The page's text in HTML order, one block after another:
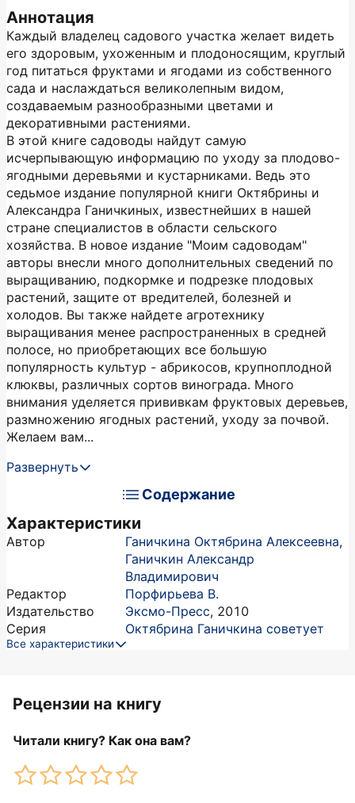
Аннотация
Каждый владелец садового участка желает видеть
его здоровым, ухоженным и плодоносящим, круглый
год питаться фруктами и ягодами из собственного
сада и наслаждаться великолепным видом,
создаваемым разнообразными цветами и
декоративными растениями.
В этой книге садоводы найдут самую
исчерпывающую информацию по уходу за плодово-
ягодными деревьями и кустарниками. Ведь это
седьмое издание популярной книги Октябрины и
Александра Ганичкиных, известнейших в нашей
стране специалистов в области сельского
хозяйства. В новое издание "Моим садоводам"
авторы внесли много дополнительных сведений по
выращиванию, подкормке и подрезке плодовых
растений, защите от вредителей, болезней и
холодов. Вы также найдете агротехнику
выращивания менее распространенных в средней
полосе, но приобретающих все большую
популярность культур - абрикосов, крупноплодной
клюквы, различных сортов винограда. Много
внимания уделяется прививкам фруктовых деревьев,
размножению ягодных растений, уходу за почвой.
Желаем вам...
Развернуть
Содержание
Характеристики
Автор Ганичкина Октябрина Алексеевна,
Ганичкин Александр
Владимирович
Редактор
Порфирьева В.
Издательство
Эксмо-Пресс, 2010
Серия
Октябрина Ганичкина советует
Все характеристики
Рецензии на книгу
Читали книгу? Как она вам?